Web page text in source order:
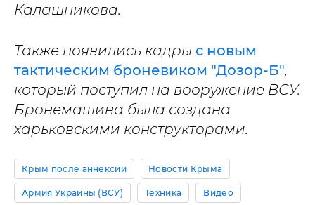
Калашникова.
Также появились кадры с новым
тактическим броневиком "Дозор-Б",
который поступил на вооружение ВСУ.
Бронемашина была создана
харьковскими конструкторами.
Крым после аннексии Новости Крыма
Армия Украины (ВСУ) Техника Видео